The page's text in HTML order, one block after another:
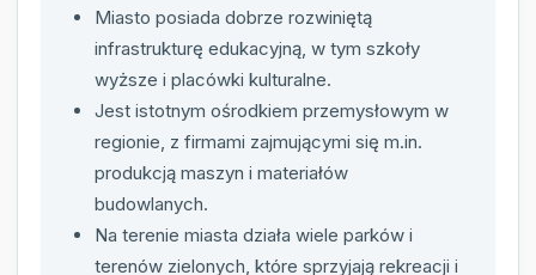
Miasto posiada dobrze rozwiniętą
infrastrukturę edukacyjną, w tym szkoły
wyższe i placówki kulturalne.
Jest istotnym ośrodkiem przemysłowym w
regionie, z firmami zajmującymi się m.in.
produkcją maszyn i materiałów
budowlanych.
Na terenie miasta działa wiele parków i
terenów zielonych, które sprzyjają rekreacji i